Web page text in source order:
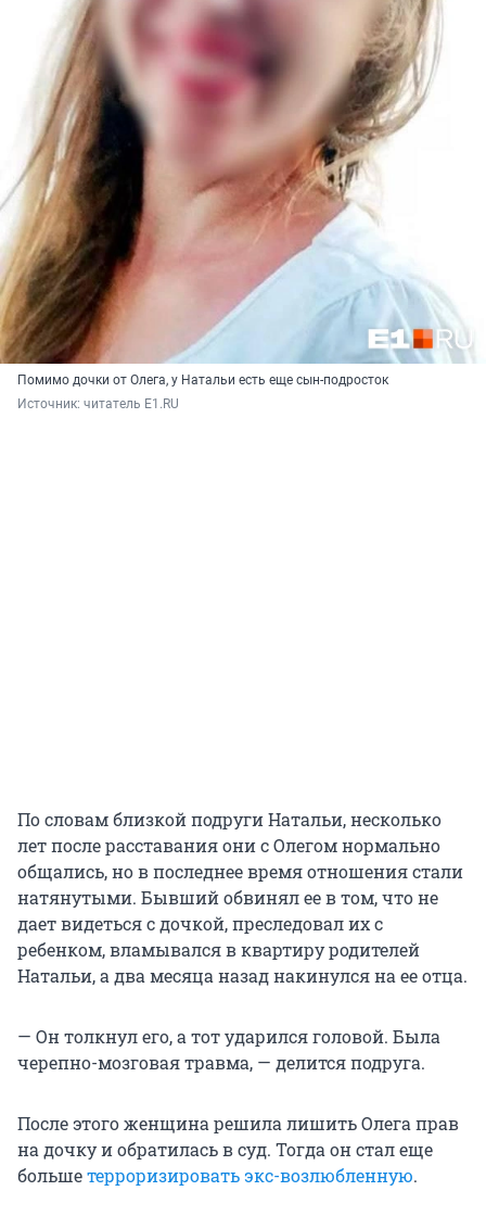
Помимо дочки от Олега, у Натальи есть еще сын-подросток
Источник: читатель E1.RU
По словам близкой подруги Натальи, несколько
лет после расставания они с Олегом нормально
общались, но в последнее время отношения стали
натянутыми. Бывший обвинял ее в том, что не
дает видеться с дочкой, преследовал их с
ребенком, вламывался в квартиру родителей
Натальи, а два месяца назад накинулся на ее отца.
— Он толкнул его, а тот ударился головой. Была
черепно-мозговая травма, — делится подруга.
После этого женщина решила лишить Олега прав
на дочку и обратилась в суд. Тогда он стал еще
большетерроризировать экс-возлюбленную.